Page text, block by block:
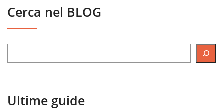
Cerca nel BLOG
Ultime guide